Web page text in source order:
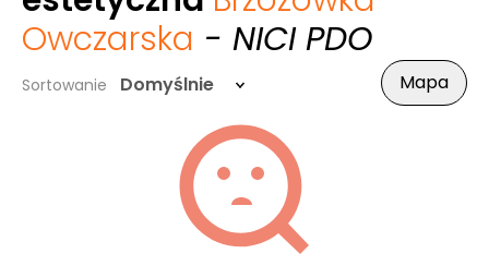
Owczarska - NICI PDO
Sortowanie Domyślnie Mapa